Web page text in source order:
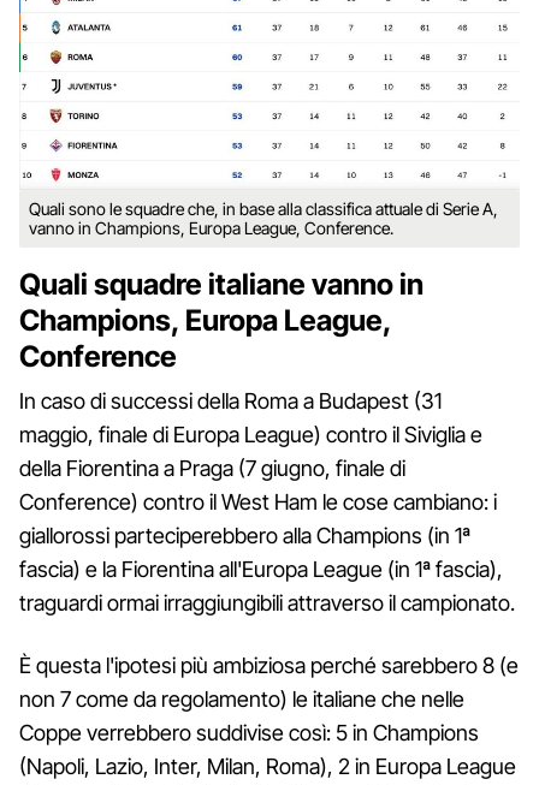
Quali sono le squadre che, in base alla classifica attuale di Serie A,
vanno in Champions, Europa League, Conference.
Quali squadre italiane vanno in
Champions, Europa League,
Conference
In caso di successi della Roma a Budapest (31
maggio, finale di Europa League) contro il Siviglia e
della Fiorentina a Praga (7 giugno, finale di
Conference) contro il West Ham le cose cambiano: i
giallorossi parteciperebbero alla Champions (in 1ª
fascia) e la Fiorentina all'Europa League (in 1ª fascia),
traguardi ormai irraggiungibili attraverso il campionato.
È questa l'ipotesi più ambiziosa perché sarebbero 8 (e
non 7 come da regolamento) le italiane che nelle
Coppe verrebbero suddivise così: 5 in Champions
(Napoli, Lazio, Inter, Milan, Roma), 2 in Europa League